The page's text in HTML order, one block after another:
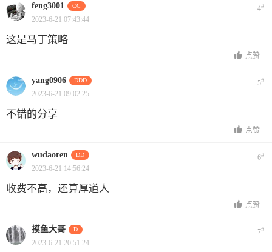
feng3001 CC 4#
2023-6-21 07:43:44
这是马丁策略
点赞
yang0906 DDD 5#
2023-6-21 09:02:25
不错的分享
点赞
wudaoren DD 6#
2023-6-21 14:56:24
收费不高，还算厚道人
点赞
摸鱼大哥 D 7#
2023-6-21 20:51:24